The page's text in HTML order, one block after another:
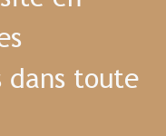
dans toute